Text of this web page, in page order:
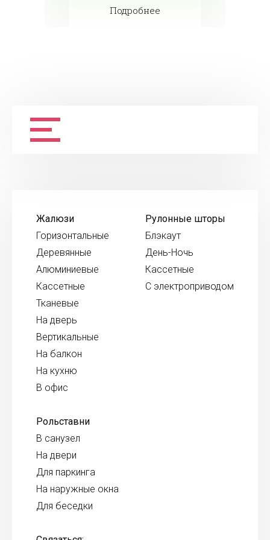
Подробнее
Жалюзи
Горизонтальные
Деревянные
Алюминиевые
Кассетные
Тканевые
На дверь
Вертикальные
На балкон
На кухню
В офис
Рулонные шторы
Блэкаут
День-Ночь
Кассетные
С электроприводом
Рольставни
В санузел
На двери
Для паркинга
На наружные окна
Для беседки